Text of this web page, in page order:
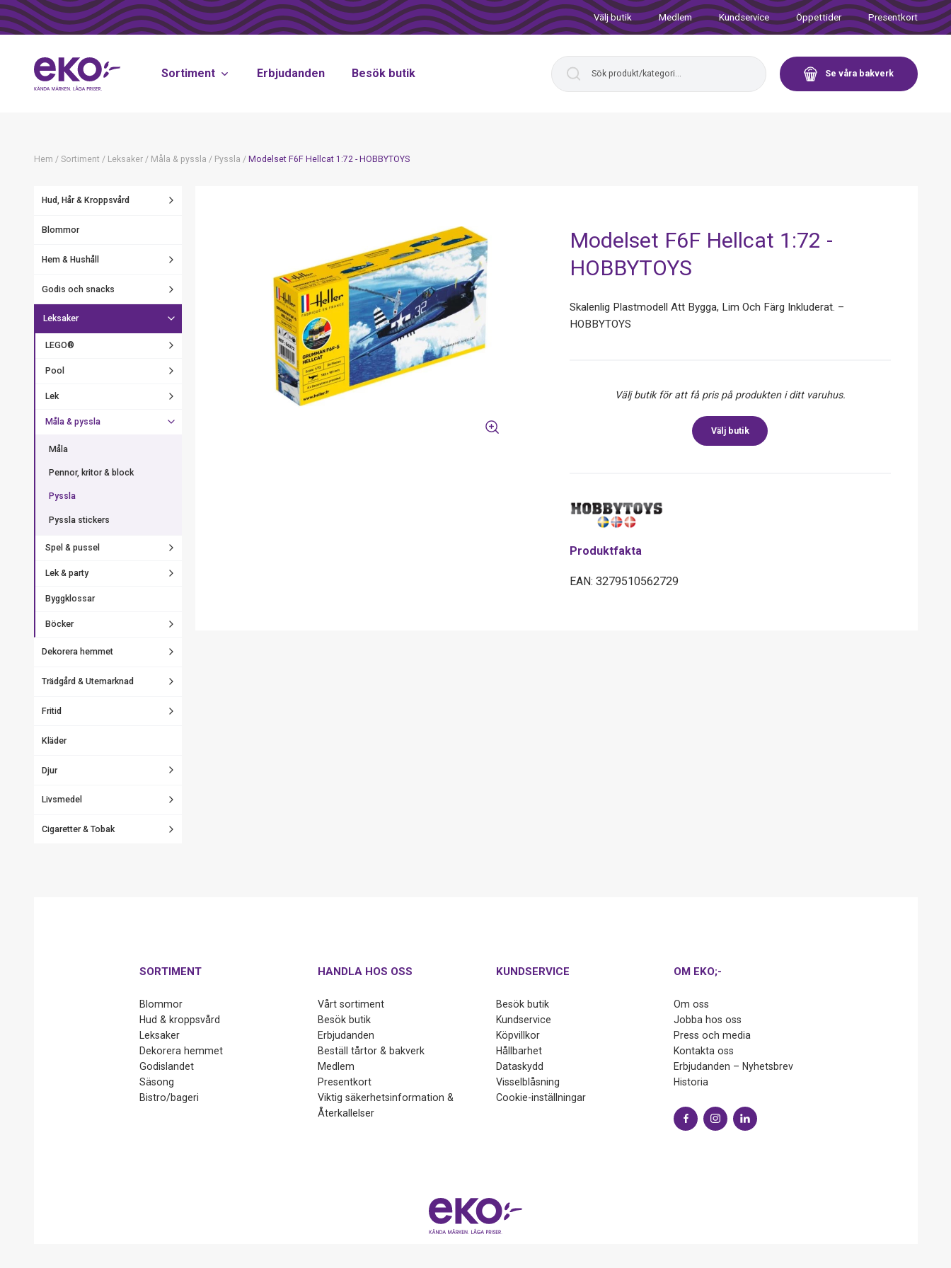
Välj butik Medlem Kundservice Öppettider Presentkort
Sortiment Erbjudanden Besök butik Se våra bakverk
Hem / Sortiment / Leksaker / Måla & pyssla / Pyssla / Modelset F6F Hellcat 1:72 - HOBBYTOYS
Hud, Hår & Kroppsvård
Blommor
Hem & Hushåll
Godis och snacks
Leksaker
LEGO®
Pool
Lek
Måla & pyssla
Måla
Pennor, kritor & block
Pyssla
Pyssla stickers
Spel & pussel
Lek & party
Byggklossar
Böcker
Dekorera hemmet
Trädgård & Utemarknad
Fritid
Kläder
Djur
Livsmedel
Cigaretter & Tobak
Modelset F6F Hellcat 1:72 -
HOBBYTOYS
Skalenlig Plastmodell Att Bygga, Lim Och Färg Inkluderat. –
HOBBYTOYS
Välj butik för att få pris på produkten i ditt varuhus.
Välj butik
Produktfakta
EAN: 3279510562729
SORTIMENT
Blommor
Hud & kroppsvård
Leksaker
Dekorera hemmet
Godislandet
Säsong
Bistro/bageri
HANDLA HOS OSS
Vårt sortiment
Besök butik
Erbjudanden
Beställ tårtor & bakverk
Medlem
Presentkort
Viktig säkerhetsinformation &
Återkallelser
KUNDSERVICE
Besök butik
Kundservice
Köpvillkor
Hållbarhet
Dataskydd
Visselblåsning
Cookie-inställningar
OM EKO;-
Om oss
Jobba hos oss
Press och media
Kontakta oss
Erbjudanden – Nyhetsbrev
Historia